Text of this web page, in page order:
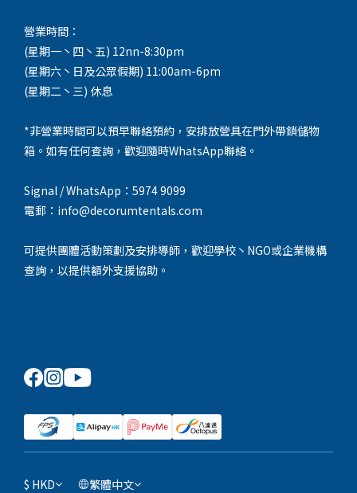
營業時間：
(星期一丶四丶五) 12nn-8:30pm
(星期六丶日及公眾假期) 11:00am-6pm
(星期二丶三) 休息
*非營業時間可以預早聯絡預約，安排放營具在門外帶鎖儲物
箱。如有任何查詢，歡迎隨時WhatsApp聯絡。
Signal / WhatsApp：5974 9099
電郵：info@decorumtentals.com
可提供團體活動策劃及安排導師，歡迎學校丶NGO或企業機構
查詢，以提供額外支援協助。
$ HKD 繁體中文